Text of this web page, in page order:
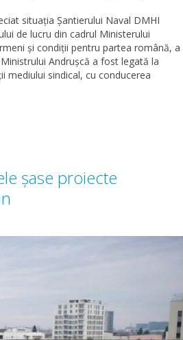
situația Șantierului Naval DMHI
de lucru din cadrul Ministerului
și condiții pentru partea română, a
Andrușcă a fost legată la
mediului sindical, cu conducerea
șase proiecte